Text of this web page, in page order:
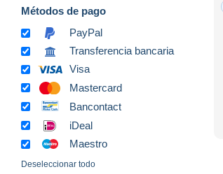
Métodos de pago
PayPal
Transferencia bancaria
Visa
Mastercard
Bancontact
iDeal
Maestro
Deseleccionar todo